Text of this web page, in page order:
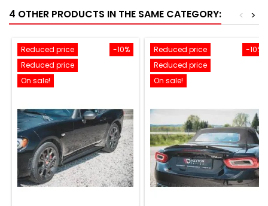
4 OTHER PRODUCTS IN THE SAME CATEGORY: >
<
-10%
Reduced price
Reduced price
On sale!
-10%
Reduced price
Reduced price
On sale!